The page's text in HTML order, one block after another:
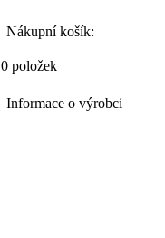
Nákupní košík:
0 položek
Informace o výrobci